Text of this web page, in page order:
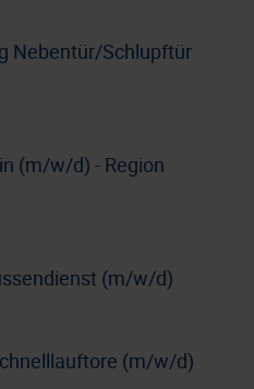
Nebentür/Schlupftür
(m/w/d) - Region
(m/w/d)
(m/w/d)